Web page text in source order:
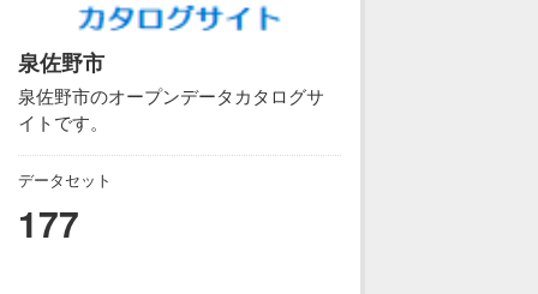
泉佐野市
泉佐野市のオープンデータカタログサ
イトです。
データセット
177